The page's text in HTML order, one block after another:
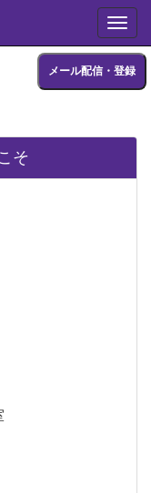
メール配信・登録
そ